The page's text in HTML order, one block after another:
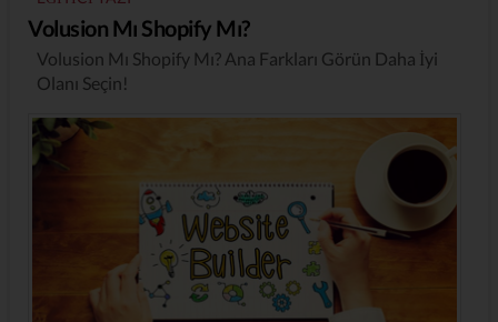
Volusion Mı Shopify Mı?
Volusion Mı Shopify Mı? Ana Farkları Görün Daha İyi
Olanı Seçin!